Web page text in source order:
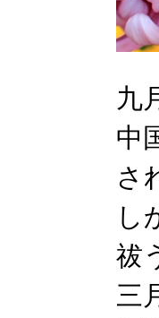
九
中
さ
し
祓
三